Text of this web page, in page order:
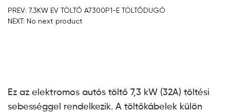
PREV: 7.3KW EV TÖLTŐ A7300P1-E TÖLTŐDUGÓ
NEXT: No next product
Ez az elektromos autós töltő 7,3 kW (32A) töltési
sebességgel rendelkezik. A töltőkábelek külön